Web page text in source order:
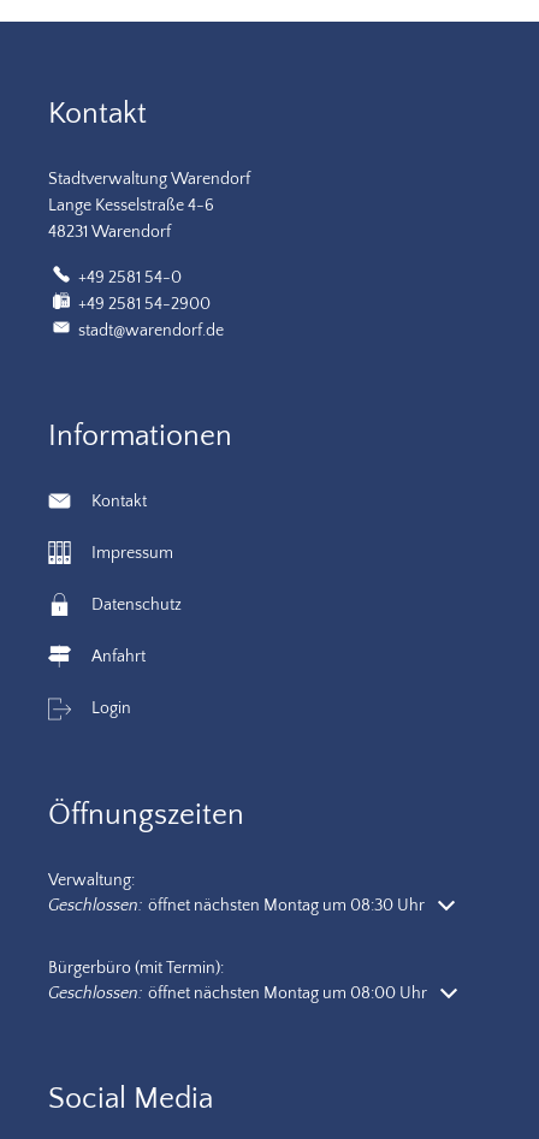
Kontakt
Stadtverwaltung Warendorf
Lange Kesselstraße 4-6
48231 Warendorf
+49 2581 54-0
+49 2581 54-2900
stadt@warendorf.de
Informationen
Kontakt
Impressum
Datenschutz
Anfahrt
Login
Öffnungszeiten
Verwaltung:
Klicken, um weitere Öffnungs- oder Schließzeiten auszublenden
Geschlossen: öffnet nächsten Montag um 08:30 Uhr
Bürgerbüro (mit Termin):
Klicken, um weitere Öffnungs- oder Schließzeiten auszublenden
Geschlossen: öffnet nächsten Montag um 08:00 Uhr
Social Media